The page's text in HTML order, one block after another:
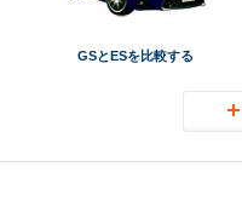
GSとESを比較する